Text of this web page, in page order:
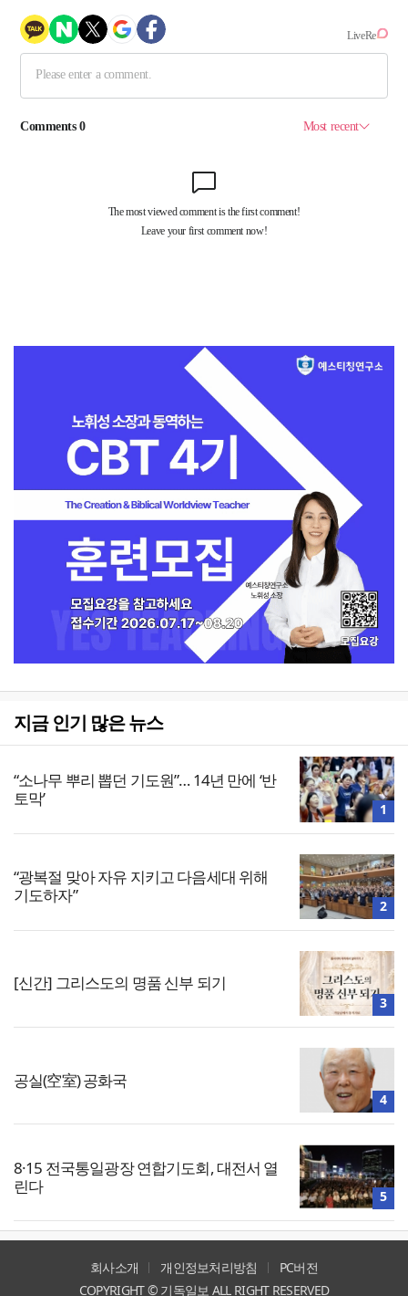
지금 인기 많은 뉴스
“소나무 뿌리 뽑던 기도원”… 14년 만에 ‘반
토막’
1
“광복절 맞아 자유 지키고 다음세대 위해
기도하자”
2
[신간] 그리스도의 명품 신부 되기
3
공실(空室) 공화국
4
8·15 전국통일광장 연합기도회, 대전서 열
린다
5
회사소개 개인정보처리방침
PC버전
COPYRIGHT © 기독일보 ALL RIGHT RESERVED